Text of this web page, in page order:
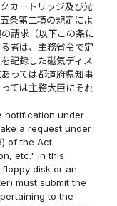
カートリッジ及び光
条第二項の規定によ
請求（以下この条に
者は、主務省令で定
記録した磁気ディス
っては都道府県知事
ては主務大臣にそれ
notification under
a request under
of the Act
etc." in this
disk or an
must submit the
to the